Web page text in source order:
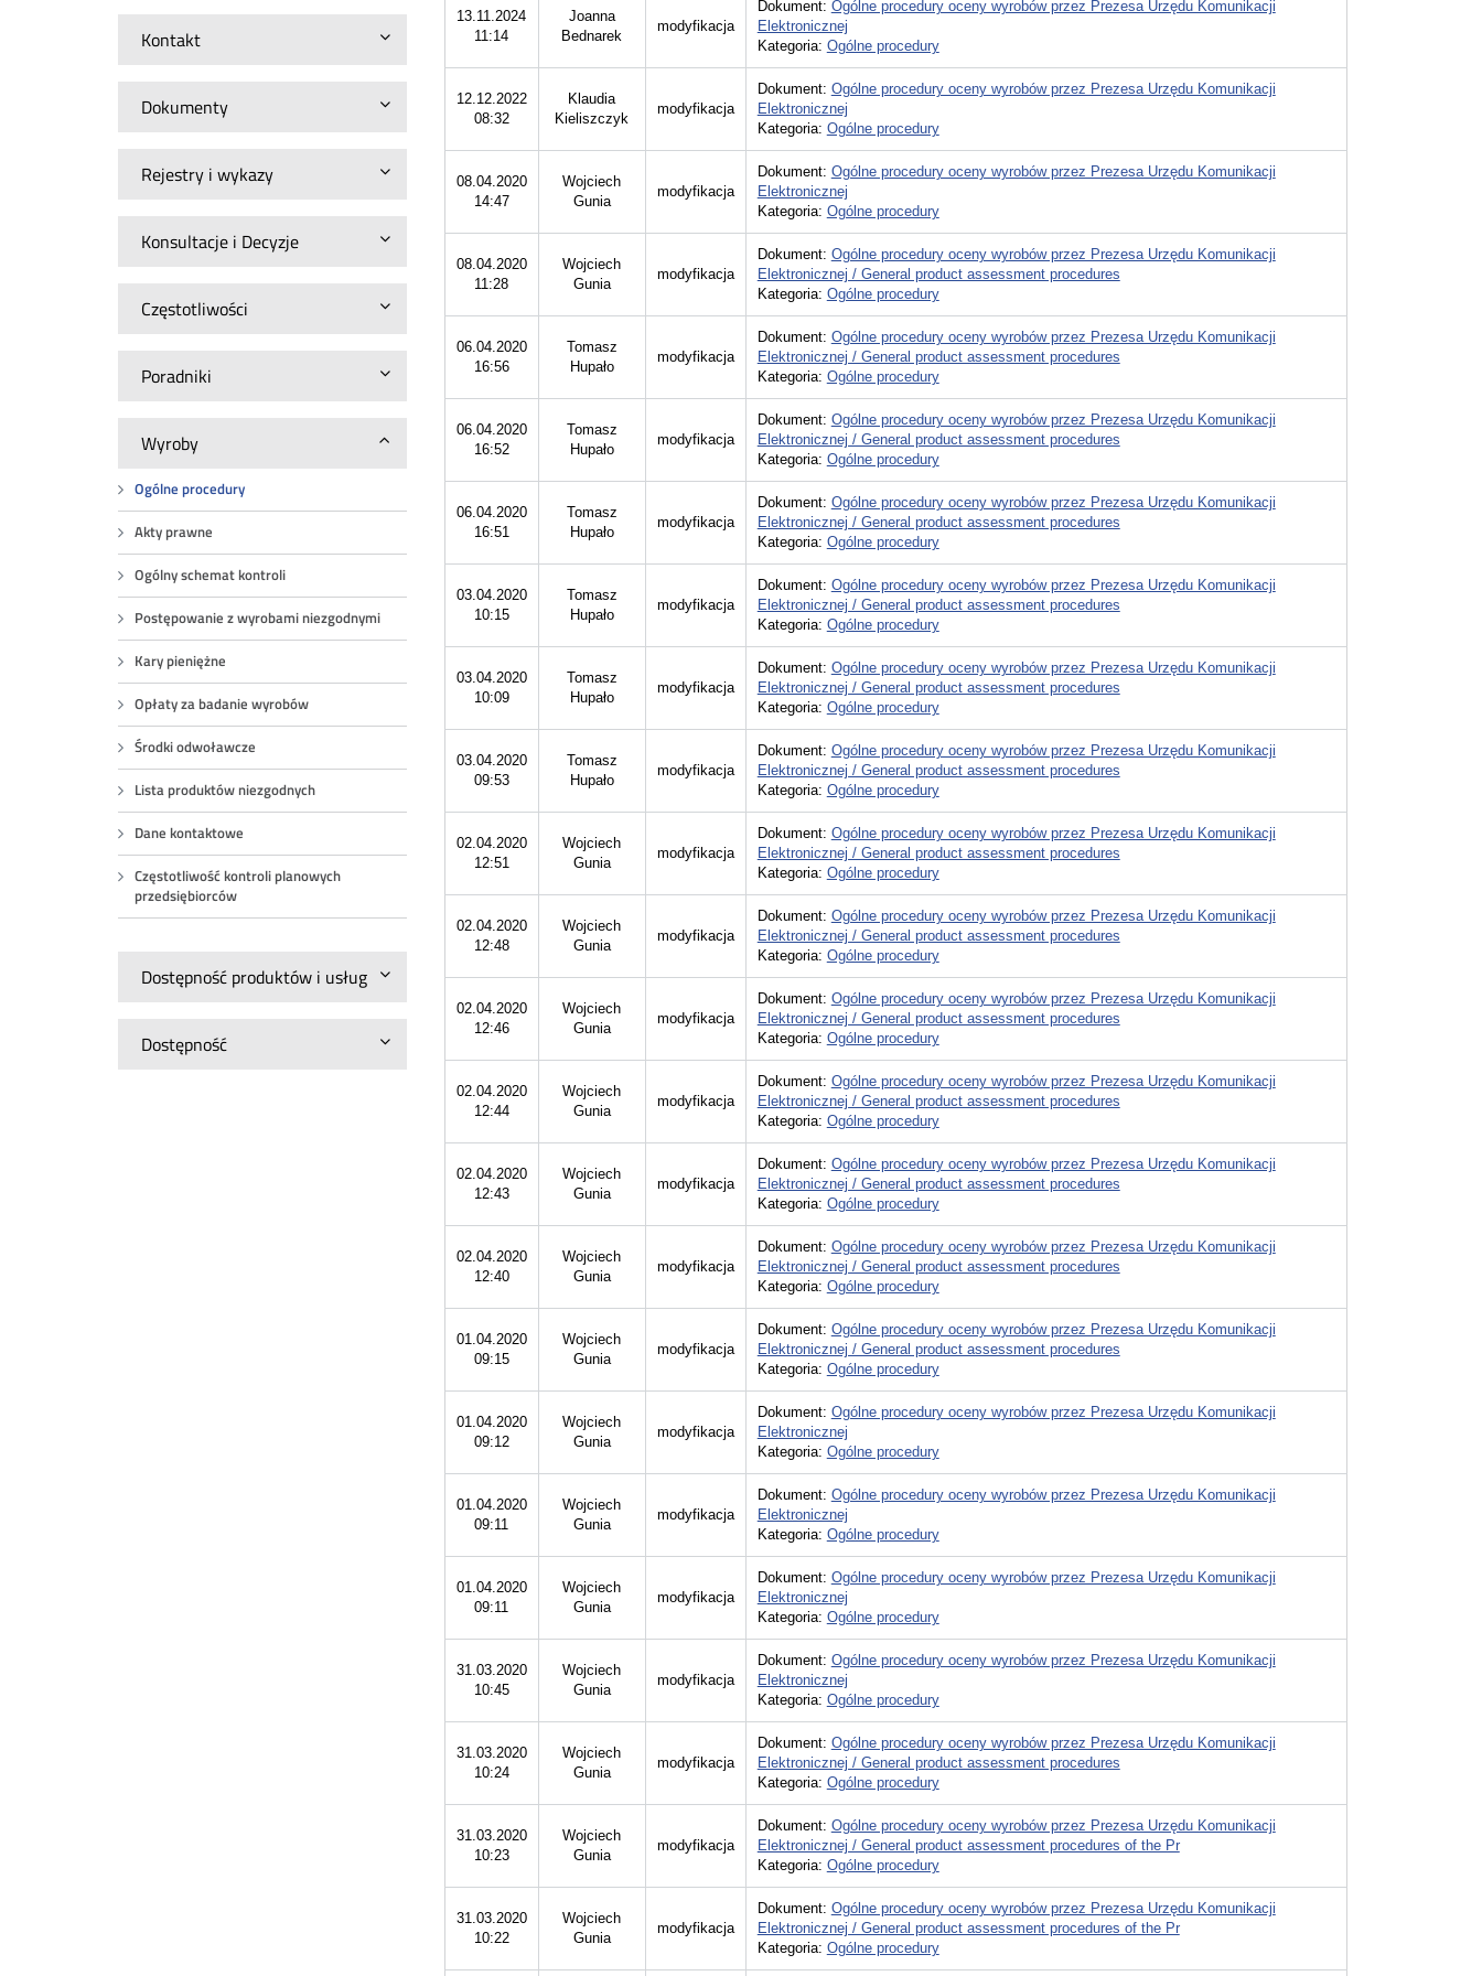
Kontakt
Dokumenty
Rejestry i wykazy
Konsultacje i Decyzje
Częstotliwości
Poradniki
Wyroby
Ogólne procedury
Akty prawne
Ogólny schemat kontroli
Postępowanie z wyrobami niezgodnymi
Kary pieniężne
Opłaty za badanie wyrobów
Środki odwoławcze
Lista produktów niezgodnych
Dane kontaktowe
Częstotliwość kontroli planowych
przedsiębiorców
Dostępność produktów i usług
Dostępność
13.11.2024
11:14
Joanna
Bednarek
modyfikacja
Dokument: Ogólne procedury oceny wyrobów przez Prezesa Urzędu Komunikacji
Elektronicznej
Kategoria: Ogólne procedury
12.12.2022
08:32
Klaudia
Kieliszczyk
modyfikacja
Dokument: Ogólne procedury oceny wyrobów przez Prezesa Urzędu Komunikacji
Elektronicznej
Kategoria: Ogólne procedury
08.04.2020
14:47
Wojciech
Gunia
modyfikacja
Dokument: Ogólne procedury oceny wyrobów przez Prezesa Urzędu Komunikacji
Elektronicznej
Kategoria: Ogólne procedury
08.04.2020
11:28
Wojciech
Gunia
modyfikacja
Dokument: Ogólne procedury oceny wyrobów przez Prezesa Urzędu Komunikacji
Elektronicznej / General product assessment procedures
Kategoria: Ogólne procedury
06.04.2020
16:56
Tomasz
Hupało
modyfikacja
Dokument: Ogólne procedury oceny wyrobów przez Prezesa Urzędu Komunikacji
Elektronicznej / General product assessment procedures
Kategoria: Ogólne procedury
06.04.2020
16:52
Tomasz
Hupało
modyfikacja
Dokument: Ogólne procedury oceny wyrobów przez Prezesa Urzędu Komunikacji
Elektronicznej / General product assessment procedures
Kategoria: Ogólne procedury
06.04.2020
16:51
Tomasz
Hupało
modyfikacja
Dokument: Ogólne procedury oceny wyrobów przez Prezesa Urzędu Komunikacji
Elektronicznej / General product assessment procedures
Kategoria: Ogólne procedury
03.04.2020
10:15
Tomasz
Hupało
modyfikacja
Dokument: Ogólne procedury oceny wyrobów przez Prezesa Urzędu Komunikacji
Elektronicznej / General product assessment procedures
Kategoria: Ogólne procedury
03.04.2020
10:09
Tomasz
Hupało
modyfikacja
Dokument: Ogólne procedury oceny wyrobów przez Prezesa Urzędu Komunikacji
Elektronicznej / General product assessment procedures
Kategoria: Ogólne procedury
03.04.2020
09:53
Tomasz
Hupało
modyfikacja
Dokument: Ogólne procedury oceny wyrobów przez Prezesa Urzędu Komunikacji
Elektronicznej / General product assessment procedures
Kategoria: Ogólne procedury
02.04.2020
12:51
Wojciech
Gunia
modyfikacja
Dokument: Ogólne procedury oceny wyrobów przez Prezesa Urzędu Komunikacji
Elektronicznej / General product assessment procedures
Kategoria: Ogólne procedury
02.04.2020
12:48
Wojciech
Gunia
modyfikacja
Dokument: Ogólne procedury oceny wyrobów przez Prezesa Urzędu Komunikacji
Elektronicznej / General product assessment procedures
Kategoria: Ogólne procedury
02.04.2020
12:46
Wojciech
Gunia
modyfikacja
Dokument: Ogólne procedury oceny wyrobów przez Prezesa Urzędu Komunikacji
Elektronicznej / General product assessment procedures
Kategoria: Ogólne procedury
02.04.2020
12:44
Wojciech
Gunia
modyfikacja
Dokument: Ogólne procedury oceny wyrobów przez Prezesa Urzędu Komunikacji
Elektronicznej / General product assessment procedures
Kategoria: Ogólne procedury
02.04.2020
12:43
Wojciech
Gunia
modyfikacja
Dokument: Ogólne procedury oceny wyrobów przez Prezesa Urzędu Komunikacji
Elektronicznej / General product assessment procedures
Kategoria: Ogólne procedury
02.04.2020
12:40
Wojciech
Gunia
modyfikacja
Dokument: Ogólne procedury oceny wyrobów przez Prezesa Urzędu Komunikacji
Elektronicznej / General product assessment procedures
Kategoria: Ogólne procedury
01.04.2020
09:15
Wojciech
Gunia
modyfikacja
Dokument: Ogólne procedury oceny wyrobów przez Prezesa Urzędu Komunikacji
Elektronicznej / General product assessment procedures
Kategoria: Ogólne procedury
01.04.2020
09:12
Wojciech
Gunia
modyfikacja
Dokument: Ogólne procedury oceny wyrobów przez Prezesa Urzędu Komunikacji
Elektronicznej
Kategoria: Ogólne procedury
01.04.2020
09:11
Wojciech
Gunia
modyfikacja
Dokument: Ogólne procedury oceny wyrobów przez Prezesa Urzędu Komunikacji
Elektronicznej
Kategoria: Ogólne procedury
01.04.2020
09:11
Wojciech
Gunia
modyfikacja
Dokument: Ogólne procedury oceny wyrobów przez Prezesa Urzędu Komunikacji
Elektronicznej
Kategoria: Ogólne procedury
31.03.2020
10:45
Wojciech
Gunia
modyfikacja
Dokument: Ogólne procedury oceny wyrobów przez Prezesa Urzędu Komunikacji
Elektronicznej
Kategoria: Ogólne procedury
31.03.2020
10:24
Wojciech
Gunia
modyfikacja
Dokument: Ogólne procedury oceny wyrobów przez Prezesa Urzędu Komunikacji
Elektronicznej / General product assessment procedures
Kategoria: Ogólne procedury
31.03.2020
10:23
Wojciech
Gunia
modyfikacja
Dokument: Ogólne procedury oceny wyrobów przez Prezesa Urzędu Komunikacji
Elektronicznej / General product assessment procedures of the Pr
Kategoria: Ogólne procedury
31.03.2020
10:22
Wojciech
Gunia
modyfikacja
Dokument: Ogólne procedury oceny wyrobów przez Prezesa Urzędu Komunikacji
Elektronicznej / General product assessment procedures of the Pr
Kategoria: Ogólne procedury